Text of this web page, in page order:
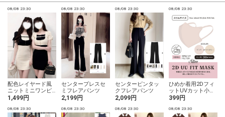
08/08 23:30
配色レイヤード風
ニットミニワンピ
ース
1,499円
08/08 23:30
センタープレスセ
ミフレアパンツ
2,199円
08/08 23:30
センターピンタッ
クフレアパンツ
2,099円
08/08 23:30
ひめか着用2Dフィ
ットUVカット小顔
マスク スリムサイ
399円
08/08 23:30 08/08 23:30 08/08 23:30 08/08 23:30